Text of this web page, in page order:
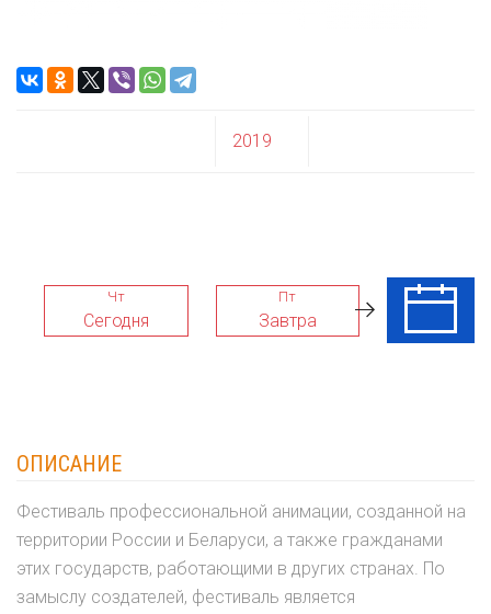
2019
Чт
Сегодня
Пт
Завтра
Сб
ОПИСАНИЕ
Фестиваль профессиональной анимации, созданной на
территории России и Беларуси, а также гражданами
этих государств, работающими в других странах. По
замыслу создателей, фестиваль является